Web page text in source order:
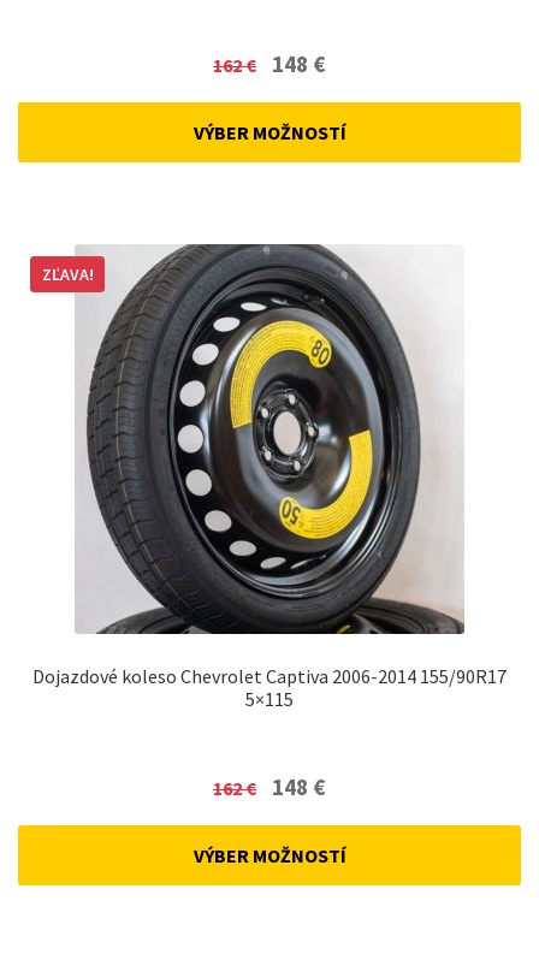
162€
Original
was:
148 €Current
VÝBER MOŽNOSTÍ
Dojazdové koleso Chevrolet Captiva 2006-2014 155/90R17
5×115
ZĽAVA!
162€
Original
was:
148 €Current
VÝBER MOŽNOSTÍ